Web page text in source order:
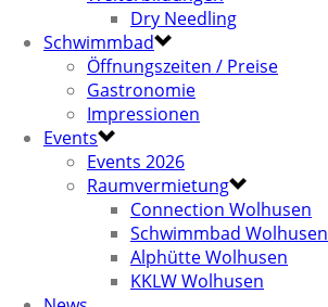
Dry Needling
Schwimmbad
Öffnungszeiten / Preise
Gastronomie
Impressionen
Events
Events 2026
Raumvermietung
Connection Wolhusen
Schwimmbad Wolhusen
Alphütte Wolhusen
KKLW Wolhusen